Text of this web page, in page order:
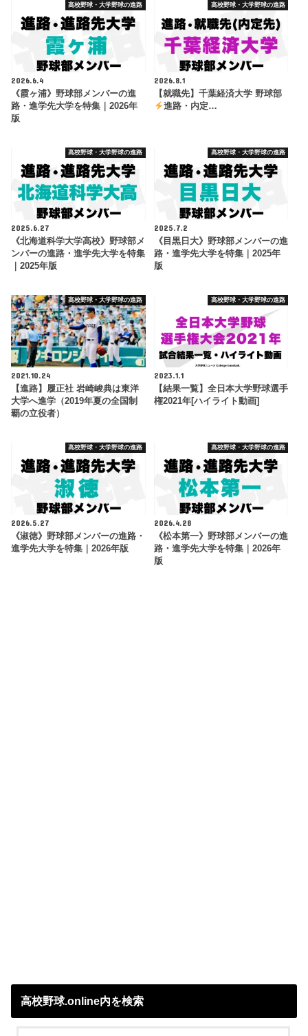
高校野球・大学野球の進路
2026.6.4
《霞ヶ浦》野球部メンバーの進
路・進学先大学を特集｜2026年
版
高校野球・大学野球の進路
2026.8.1
【就職先】千葉経済大学 野球部
進路・内定…
高校野球・大学野球の進路
2025.6.27
《北海道科学大学高校》野球部メ
ンバーの進路・進学先大学を特集
｜2025年版
高校野球・大学野球の進路
2025.7.2
《目黒日大》野球部メンバーの進
路・進学先大学を特集｜2025年
版
高校野球・大学野球の進路
2021.10.24
【進路】履正社 岩崎峻典は東洋
大学へ進学（2019年夏の全国制
覇の立役者）
高校野球・大学野球の進路
2023.1.1
【結果一覧】全日本大学野球選手
権2021年[ハイライト動画]
高校野球・大学野球の進路
2026.5.27
《淑徳》野球部メンバーの進路・
進学先大学を特集｜2026年版
高校野球・大学野球の進路
2026.4.28
《松本第一》野球部メンバーの進
路・進学先大学を特集｜2026年
版
高校野球.online内を検索